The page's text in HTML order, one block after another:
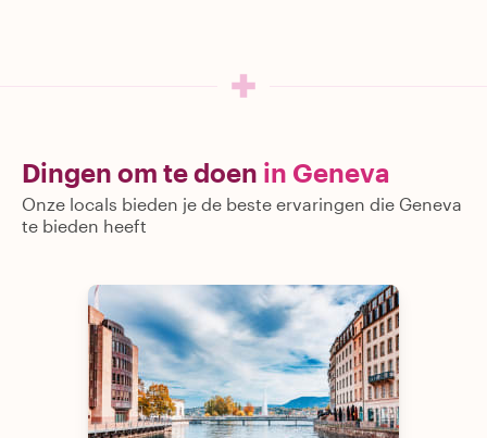
Dingen om te doen in Geneva
Onze locals bieden je de beste ervaringen die Geneva
te bieden heeft